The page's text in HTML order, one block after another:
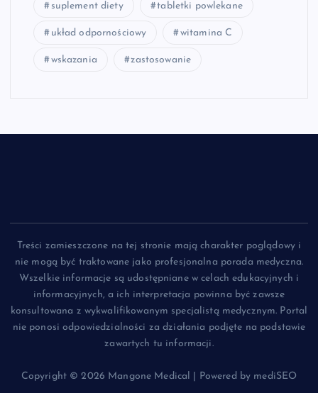
suplement diety tabletki powlekane
układ odpornościowy witamina C
wskazania zastosowanie
Treści zamieszczone na tej stronie mają charakter poglądowy i
nie mogą być traktowane jako profesjonalna porada medyczna.
Wszelkie informacje są udostępniane w celach edukacyjnych i
informacyjnych, a ich interpretacja powinna być zawsze
konsultowana z wykwalifikowanym specjalistą medycznym. Portal
nie ponosi odpowiedzialności za działania podjęte na podstawie
zawartych tu informacji.
Copyright © 2026 Mangone Medical | Powered by mediSEO